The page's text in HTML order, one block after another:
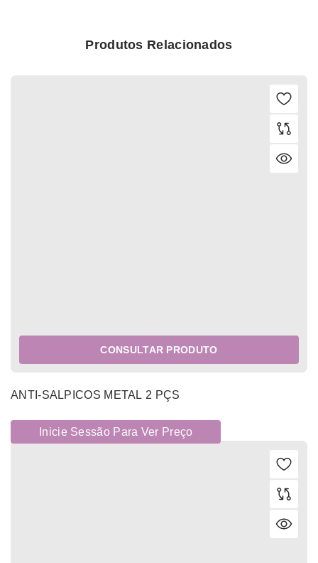
Produtos Relacionados
CONSULTAR PRODUTO
ANTI-SALPICOS METAL 2 PÇS
Inicie Sessão Para Ver Preço